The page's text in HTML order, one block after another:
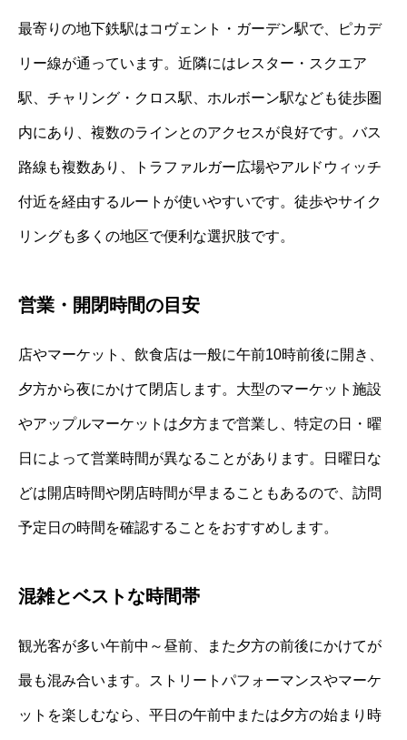
最寄りの地下鉄駅はコヴェント・ガーデン駅で、ピカデ
リー線が通っています。近隣にはレスター・スクエア
駅、チャリング・クロス駅、ホルボーン駅なども徒歩圏
内にあり、複数のラインとのアクセスが良好です。バス
路線も複数あり、トラファルガー広場やアルドウィッチ
付近を経由するルートが使いやすいです。徒歩やサイク
リングも多くの地区で便利な選択肢です。
営業・開閉時間の目安
店やマーケット、飲食店は一般に午前10時前後に開き、
夕方から夜にかけて閉店します。大型のマーケット施設
やアップルマーケットは夕方まで営業し、特定の日・曜
日によって営業時間が異なることがあります。日曜日な
どは開店時間や閉店時間が早まることもあるので、訪問
予定日の時間を確認することをおすすめします。
混雑とベストな時間帯
観光客が多い午前中～昼前、また夕方の前後にかけてが
最も混み合います。ストリートパフォーマンスやマーケ
ットを楽しむなら、平日の午前中または夕方の始まり時